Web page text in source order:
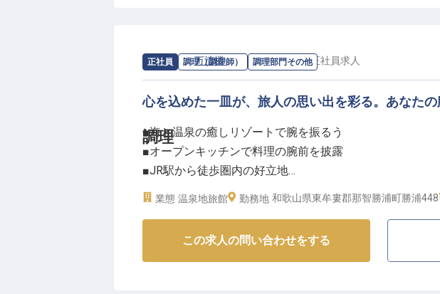
ーー【チームで成長！安心の環境でスキルアップ】
調理長の指導のもと、食材発注や管理から調理作業まで
30歳までは月20,000円（+水道光熱費）の独身寮に入寮可
す！さらに、グランビスタホテル＆リゾートグループの
きる特典も魅力！
ワークライフバランスを大切にしながら、プロの和食調
※2025年09月08日時点の情報です
正社員 調理（調理師） 調理部門その他
調理
求人情報：万清楼の調理部門その他/正社員求人
心を込めた一皿が、旅人の思い出を彩る。あなた
■海と温泉の癒しリゾートで腕を振るう
■オープンキッチンで料理の腕前を披露
■JR駅から徒歩圏内の好立地
■技術とおもてなしの心を磨ける環境
紀伊半島の美しい海を望む「万清楼」は、温泉と海の幸
折々の新鮮な海の幸を活かした料理でお客様に感動をお
業態 温泉地旅館 勤務地 和歌山県東牟婁郡那智勝浦町勝浦448
この求人の問い合わせをする